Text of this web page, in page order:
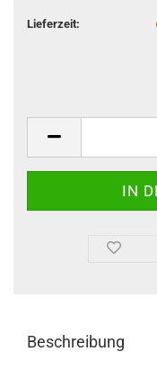
Lieferzeit:
Beschreibung